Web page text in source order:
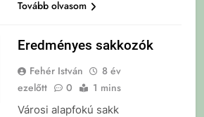
Tovább olvasom
Eredményes sakkozók
Fehér István
8 év
ezelőtt
0 1 mins
Városi alapfokú sakk